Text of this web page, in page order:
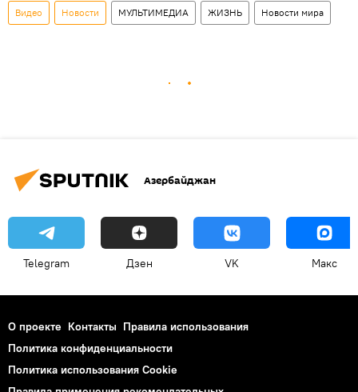
Видео Новости МУЛЬТИМЕДИА ЖИЗНЬ Новости мира
Азербайджан
Telegram Дзен VK Макс
О проекте Контакты Правила использования
Политика конфиденциальности
Политика использования Cookie